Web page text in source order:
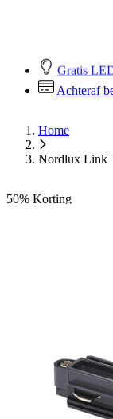
Gratis
Achteraf
Home
Nordlux Link
50% Korting